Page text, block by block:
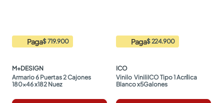
Paga$ 719.900
M+DESIGN
Armario 6 Puertas 2 Cajones
180x46 x182 Nuez
Paga$ 224.900
ICO
Vinilo  ViniliICO Tipo 1 Acrílica
Blanco x5Galones